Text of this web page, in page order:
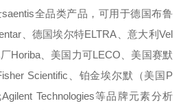
全品类产品，可用于德国布鲁
、德国埃尔特ELTRA、意大利Vel
Horiba、美国力可LECO、美国赛默
Scientific、铂金埃尔默（美国P
Technologies等品牌元素分析